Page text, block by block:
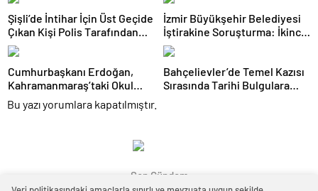
Şişli’de İntihar İçin Üst Geçide
Çıkan Kişi Polis Tarafından
İkna Edildi
İzmir Büyükşehir Belediyesi
İştirakine Soruşturma: İkinci
Dalgada 2 Gözaltı
Cumhurbaşkanı Erdoğan,
Kahramanmaraş’taki Okul
Saldırısında Hayatını
Kaybedenlerin Ailelerini
Bahçelievler’de Temel Kazısı
Sırasında Tarihi Bulgulara
Bu yazı yorumlara kapatılmıştır.
Son Gündem